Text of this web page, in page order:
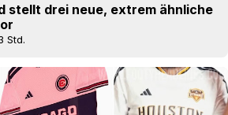
stellt drei neue, extrem ähnliche
Std.